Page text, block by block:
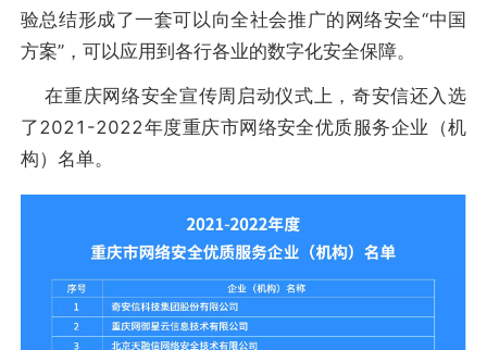
验总结形成了一套可以向全社会推广的网络安全“中国
方案”，可以应用到各行各业的数字化安全保障。
在重庆网络安全宣传周启动仪式上，奇安信还入选
了2021-2022年度重庆市网络安全优质服务企业（机
构）名单。